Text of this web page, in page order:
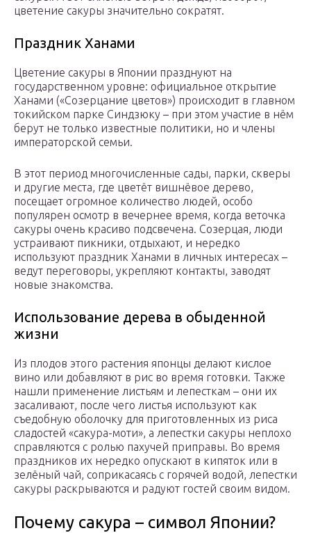
цветение сакуры значительно сократят.
Праздник Ханами
Цветение сакуры в Японии празднуют на
государственном уровне: официальное открытие
Ханами («Созерцание цветов») происходит в главном
токийском парке Синдзюку – при этом участие в нём
берут не только известные политики, но и члены
императорской семьи.
В этот период многочисленные сады, парки, скверы
и другие места, где цветёт вишнёвое дерево,
посещает огромное количество людей, особо
популярен осмотр в вечернее время, когда веточка
сакуры очень красиво подсвечена. Созерцая, люди
устраивают пикники, отдыхают, и нередко
используют праздник Ханами в личных интересах –
ведут переговоры, укрепляют контакты, заводят
новые знакомства.
Использование дерева в обыденной
жизни
Из плодов этого растения японцы делают кислое
вино или добавляют в рис во время готовки. Также
нашли применение листьям и лепесткам – они их
засаливают, после чего листья используют как
съедобную оболочку для приготовленных из риса
сладостей «сакура-моти», а лепестки сакуры неплохо
справляются с ролью пахучей приправы. Во время
праздников их нередко опускают в кипяток или в
зелёный чай, соприкасаясь с горячей водой, лепестки
сакуры раскрываются и радуют гостей своим видом.
Почему сакура – символ Японии?